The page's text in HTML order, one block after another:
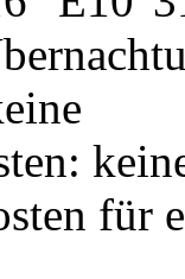
für